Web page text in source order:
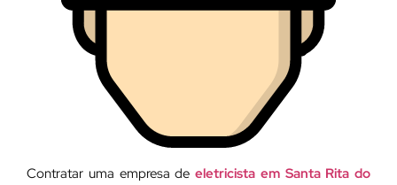
Contratar uma empresa de eletricista em Santa Rita do